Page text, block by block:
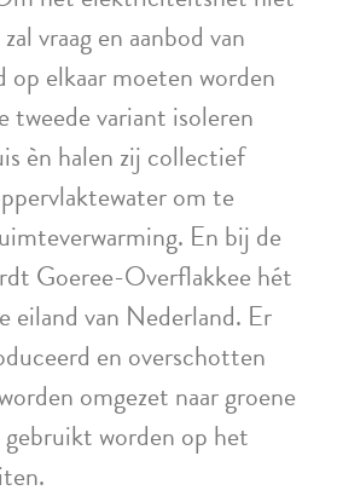
vraag en aanbod van
elkaar moeten worden
tweede variant isoleren
èn halen zij collectief
om te
En bij de
Goeree-Overflakkee hét
eiland van Nederland. Er
en overschotten
omgezet naar groene
worden op het